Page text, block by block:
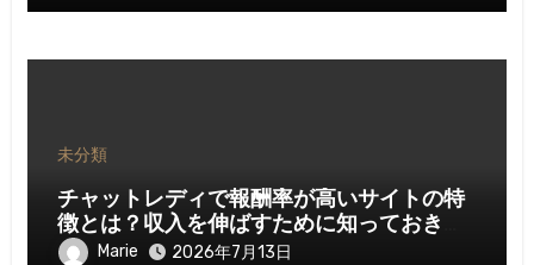
未分類
チャットレディで報酬率が高いサイトの特
徴とは？収入を伸ばすために知っておきた
いポイント
Marie 2026年7月13日